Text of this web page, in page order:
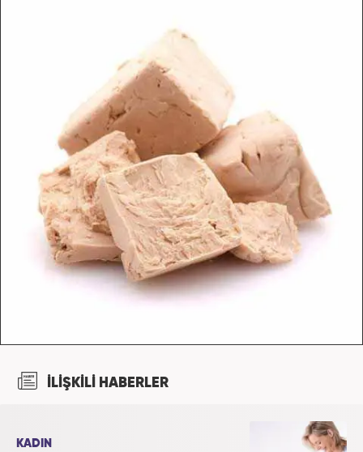
İLİŞKİLİ HABERLER
KADIN